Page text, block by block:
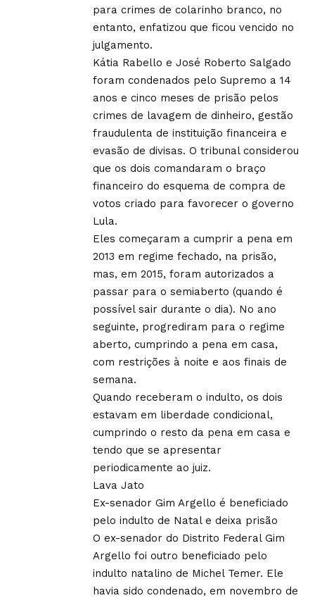
para crimes de colarinho branco, no
entanto, enfatizou que ficou vencido no
julgamento.
Kátia Rabello e José Roberto Salgado
foram condenados pelo Supremo a 14
anos e cinco meses de prisão pelos
crimes de lavagem de dinheiro, gestão
fraudulenta de instituição financeira e
evasão de divisas. O tribunal considerou
que os dois comandaram o braço
financeiro do esquema de compra de
votos criado para favorecer o governo
Lula.
Eles começaram a cumprir a pena em
2013 em regime fechado, na prisão,
mas, em 2015, foram autorizados a
passar para o semiaberto (quando é
possível sair durante o dia). No ano
seguinte, progrediram para o regime
aberto, cumprindo a pena em casa,
com restrições à noite e aos finais de
semana.
Quando receberam o indulto, os dois
estavam em liberdade condicional,
cumprindo o resto da pena em casa e
tendo que se apresentar
periodicamente ao juiz.
Lava Jato
Ex-senador Gim Argello é beneficiado
pelo indulto de Natal e deixa prisão
O ex-senador do Distrito Federal Gim
Argello foi outro beneficiado pelo
indulto natalino de Michel Temer. Ele
havia sido condenado, em novembro de